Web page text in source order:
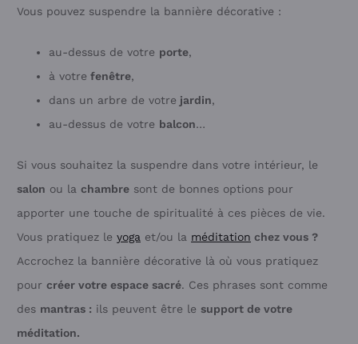
Vous pouvez suspendre la bannière décorative :
au-dessus de votre porte,
à votre fenêtre,
dans un arbre de votre jardin,
au-dessus de votre balcon…
Si vous souhaitez la suspendre dans votre intérieur, le
salon ou la chambre sont de bonnes options pour
apporter une touche de spiritualité à ces pièces de vie.
Vous pratiquez le yoga et/ou la méditation chez vous ?
Accrochez la bannière décorative là où vous pratiquez
pour créer votre espace sacré. Ces phrases sont comme
des mantras : ils peuvent être le support de votre
méditation.